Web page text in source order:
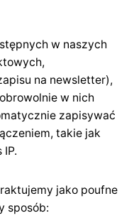
w naszych
na newsletter),
w nich
zapisywać
takie jak
jako poufne
sposób: